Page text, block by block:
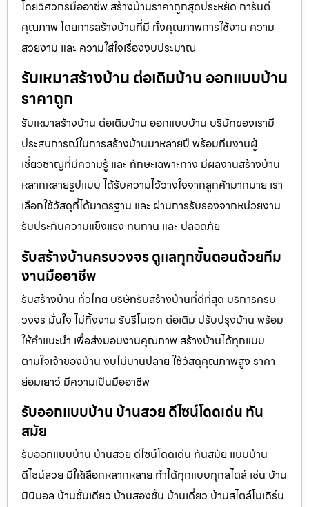
โดยวิศวกรมืออาชีพ สร้างบ้านราคาถูกสุดประหยัด การันตี
คุณภาพ โดยการสร้างบ้านที่มี ทั้งคุณภาพการใช้งาน ความ
สวยงาม และ ความใส่ใจเรื่องงบประมาณ
รับเหมาสร้างบ้าน ต่อเติมบ้าน ออกแบบบ้าน
ราคาถูก
รับเหมาสร้างบ้าน ต่อเติมบ้าน ออกแบบบ้าน บริษัทของเรามี
ประสบการณ์ในการสร้างบ้านมาหลายปี พร้อมทีมงานผู้
เชี่ยวชาญที่มีความรู้ และ ทักษะเฉพาะทาง มีผลงานสร้างบ้าน
หลากหลายรูปแบบ ได้รับความไว้วางใจจากลูกค้ามากมาย เรา
เลือกใช้วัสดุที่ได้มาตรฐาน และ ผ่านการรับรองจากหน่วยงาน
รับประกันความแข็งแรง ทนทาน และ ปลอดภัย
รับสร้างบ้านครบวงจร ดูแลทุกขั้นตอนด้วยทีม
งานมืออาชีพ
รับสร้างบ้าน ทั่วไทย บริษัทรับสร้างบ้านที่ดีที่สุด บริการครบ
วงจร มั่นใจ ไม่ทิ้งงาน รับรีโนเวท ต่อเติม ปรับปรุงบ้าน พร้อม
ให้คำแนะนำ เพื่อส่งมอบงานคุณภาพ สร้างบ้านได้ทุกแบบ
ตามใจเจ้าของบ้าน งบไม่บานปลาย ใช้วัสดุคุณภาพสูง ราคา
ย่อมเยาว์ มีความเป็นมืออาชีพ
รับออกแบบบ้าน บ้านสวย ดีไซน์โดดเด่น ทัน
สมัย
รับออกแบบบ้าน บ้านสวย ดีไซน์โดดเด่น ทันสมัย แบบบ้าน
ดีไซน์สวย มีให้เลือกหลากหลาย ทำได้ทุกแบบทุกสไตล์ เช่น บ้าน
มินิมอล บ้านชั้นเดียว บ้านสองชั้น บ้านเดี่ยว บ้านสไตล์โมเดิร์น